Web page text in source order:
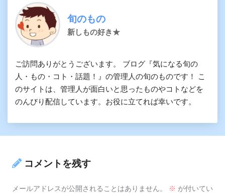
旬のもの
新しもの好き★
ご訪問ありがとうございます。 ブログ『気になる旬の
人・もの・コト・話題！』の管理人の旬のものです！ こ
のサイトは、管理人が面白いと思ったものやコトなどを
のんびり配信しています。お役に立てれば幸いです。
コメントを残す
メールアドレスが公開されることはありません。 ※ が付いてい